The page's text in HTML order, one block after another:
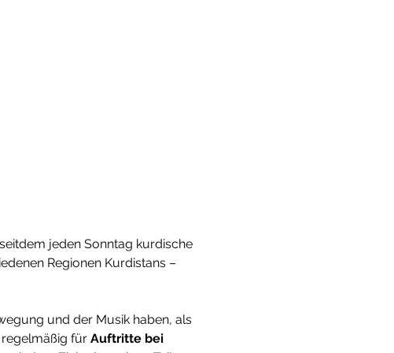
jeden Sonntag kurdische
Regionen Kurdistans –
und der Musik haben, als
für Auftritte bei